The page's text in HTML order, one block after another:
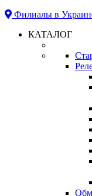
Филиалы в
КАТАЛОГ